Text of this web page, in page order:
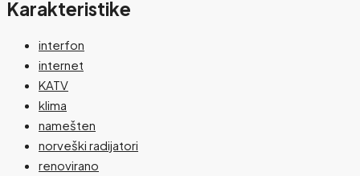
Karakteristike
interfon
internet
KATV
klima
namešten
norveški radijatori
renovirano